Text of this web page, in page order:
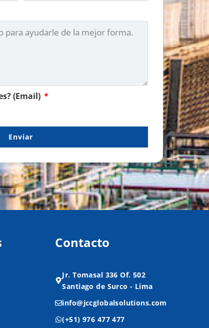
(Email)
Enviar
Contacto
Jr. Tomasal 336 Of. 502
Santiago de Surco - Lima
info@jccglobalsolutions.com
(+51) 976 477 477